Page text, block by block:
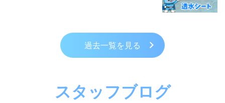
過去一覧を見る
スタッフブログ